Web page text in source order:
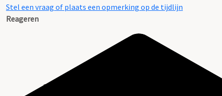
Stel een vraag of plaats een opmerking op de tijdlijn
Reageren